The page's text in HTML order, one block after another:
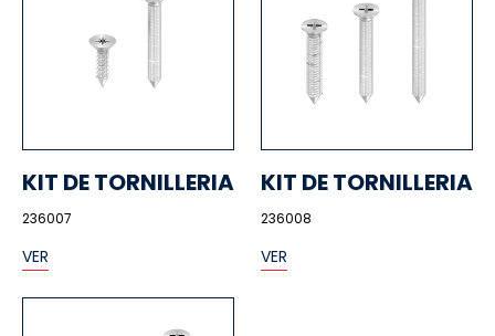
KIT DE TORNILLERIA
236007
VER
KIT DE TORNILLERIA
236008
VER